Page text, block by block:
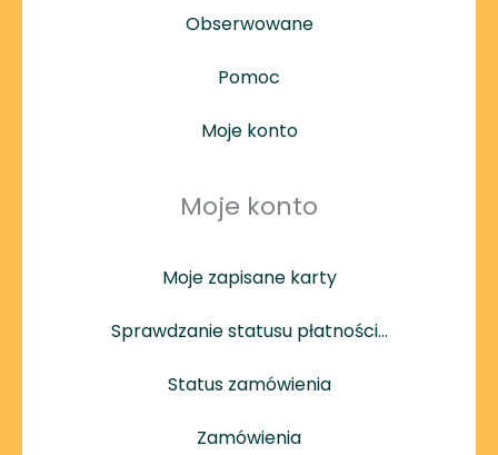
Obserwowane
Pomoc
Moje konto
Moje konto
Moje zapisane karty
Sprawdzanie statusu płatności…
Status zamówienia
Zamówienia